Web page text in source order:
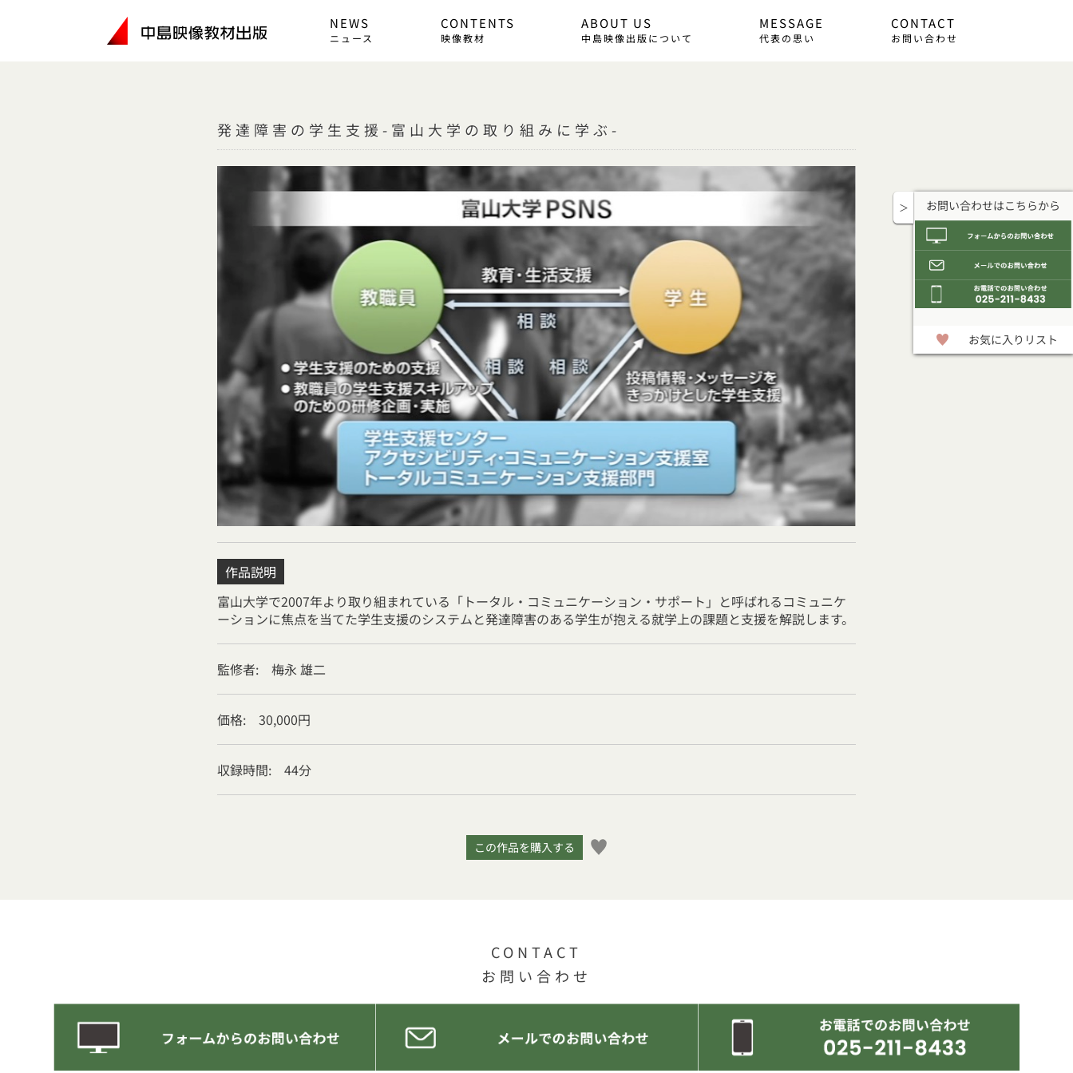
NEWS
ニュース
CONTENTS
映像教材
ABOUT US
中島映像出版について
MESSAGE
代表の思い
CONTACT
お問い合わせ
発達障害の学生支援-富山大学の取り組みに学ぶ-
作品説明
富山大学で2007年より取り組まれている「トータル・コミュニケーション・サポート」と呼ばれるコミュニケ
ーションに焦点を当てた学生支援のシステムと発達障害のある学生が抱える就学上の課題と支援を解説します。
監修者: 梅永 雄二
価格: 30,000円
収録時間: 44分
この作品を購入する
CONTACT
お問い合わせ
＞ お問い合わせはこちらから
お気に入りリスト